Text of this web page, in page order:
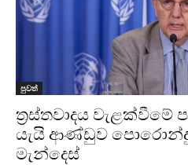
පුවත්
ත්‍රස්තවාදය
යැයි ආණ්ඩුව
මැන්දෙස්